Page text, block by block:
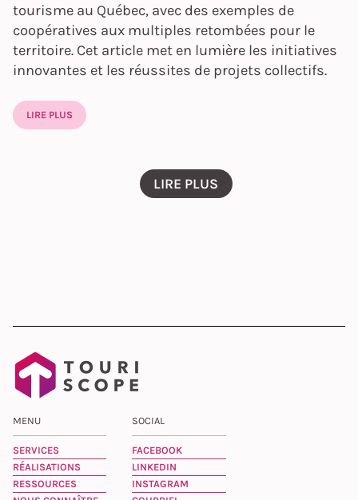
tourisme au Québec, avec des exemples de
coopératives aux multiples retombées pour le
territoire. Cet article met en lumière les initiatives
innovantes et les réussites de projets collectifs.
LIRE PLUS
LIRE PLUS
MENU
SERVICES
RÉALISATIONS
RESSOURCES
SOCIAL
FACEBOOK
LINKEDIN
INSTAGRAM